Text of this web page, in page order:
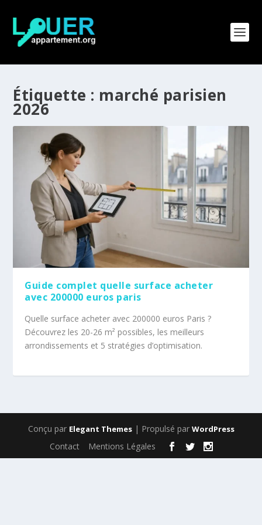
Étiquette : marché parisien
2026
Guide complet quelle surface acheter
avec 200000 euros paris
Quelle surface acheter avec 200000 euros Paris ?
Découvrez les 20-26 m² possibles, les meilleurs
arrondissements et 5 stratégies d’optimisation.
Conçu par Elegant Themes| Propulsé par WordPress
Contact Mentions Légales